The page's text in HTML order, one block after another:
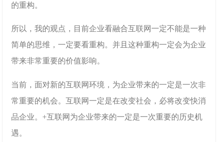
的重构。
所以，我的观点，目前企业看融合互联网一定不能是一种
简单的思维，一定要看重构。并且这种重构一定会为企业
带来非常重要的价值影响。
当前，面对新的互联网环境，为企业带来的一定是一次非
常重要的机会。互联网一定是在改变社会，必将改变快消
品企业。+互联网为企业带来的一定是一次重要的历史机
遇。